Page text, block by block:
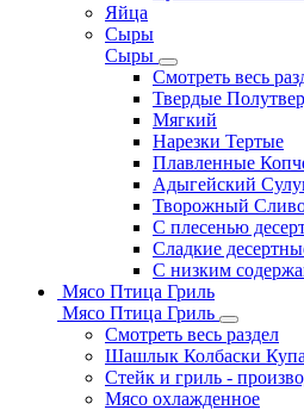
Яйца
Сыры
Сыры
Смотреть весь
Твердые
Мягкий
Нарезки Тертые
Плавленные
Адыгейский
Творожный
С плесенью
Сладкие
С низким
Мясо Птица Гриль
Мясо Птица Гриль
Смотреть весь раздел
Шашлык Колбаски
Стейк и гриль -
Мясо охлажденное